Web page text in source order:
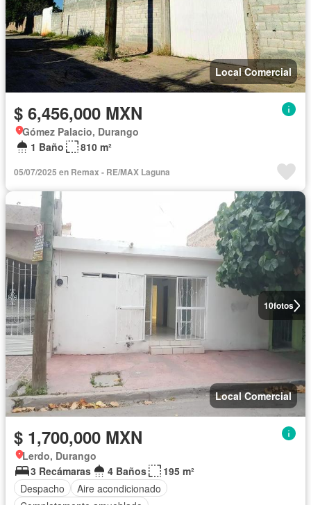
Local Comercial
$ 6,456,000 MXN
Gómez Palacio, Durango
1 Baño
810 m²
05/07/2025 en Remax - RE/MAX Laguna
10fotos
Local Comercial
$ 1,700,000 MXN
Lerdo, Durango
3 Recámaras
4 Baños
195 m²
Despacho
Aire acondicionado